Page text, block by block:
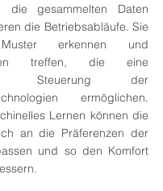
die gesammelten Daten
die Betriebsabläufe. Sie
erkennen und
treffen, die eine
Steuerung der
ermöglichen.
Lernen können die
an die Präferenzen der
und so den Komfort